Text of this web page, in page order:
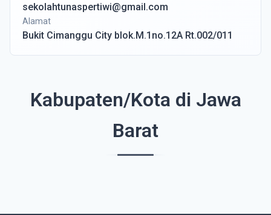
sekolahtunaspertiwi@gmail.com
Alamat
Bukit Cimanggu City blok.M.1no.12A Rt.002/011
Kabupaten/Kota di Jawa
Barat